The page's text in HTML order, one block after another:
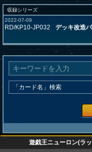
収録シリーズ
2022-07-09
RD/KP10-JP032 デッキ改造
遊戯王ニューロン(ラ